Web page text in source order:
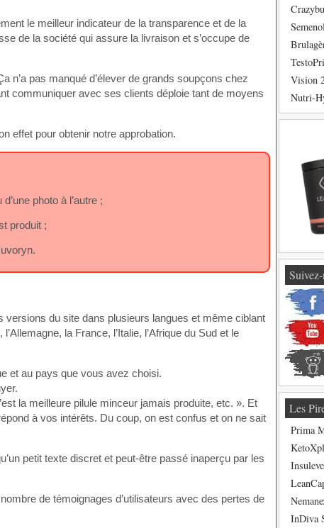
le meilleur indicateur de la transparence et de la
de la société qui assure la livraison et s’occupe de
n’a pas manqué d’élever de grands soupçons chez
communiquer avec ses clients déploie tant de moyens
effet pour obtenir notre approbation.
photo à l’autre ;
produit ;
du site dans plusieurs langues et même ciblant
la France, l’Italie, l’Afrique du Sud et le
et au pays que vous avez choisi.
la meilleure pilule minceur jamais produite, etc. ». Et
à vos intérêts. Du coup, on est confus et on ne sait
petit texte discret et peut-être passé inaperçu par les
de témoignages d’utilisateurs avec des pertes de
Vision
Nutri-
Les
Prima
InDiva